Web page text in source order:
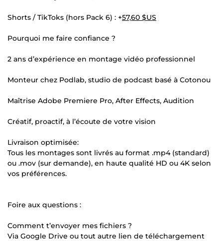
Shorts / TikToks (hors Pack 6) : +57,60 $US
Pourquoi me faire confiance ?
2 ans d’expérience en montage vidéo professionnel
Monteur chez Podlab, studio de podcast basé à Cotonou
Maîtrise Adobe Premiere Pro, After Effects, Audition
Créatif, proactif, à l’écoute de votre vision
Livraison optimisée:
Tous les montages sont livrés au format .mp4 (standard)
ou .mov (sur demande), en haute qualité HD ou 4K selon
vos préférences.
Foire aux questions :
Comment t’envoyer mes fichiers ?
Via Google Drive ou tout autre lien de téléchargement